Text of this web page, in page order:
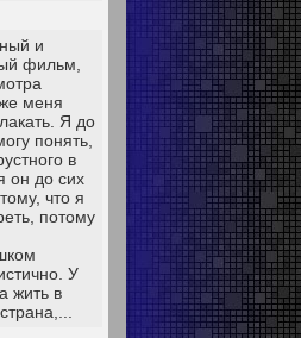
и
фильм,
меня
Я до
понять,
в
он до сих
что я
потому
У
жить в